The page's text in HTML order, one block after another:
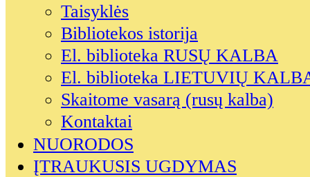
Taisyklės
Bibliotekos istorija
El. biblioteka RUSŲ KALBA
El. biblioteka LIETUVIŲ
Skaitome vasarą (rusų kalba)
Kontaktai
NUORODOS
ĮTRAUKUSIS UGDYMAS